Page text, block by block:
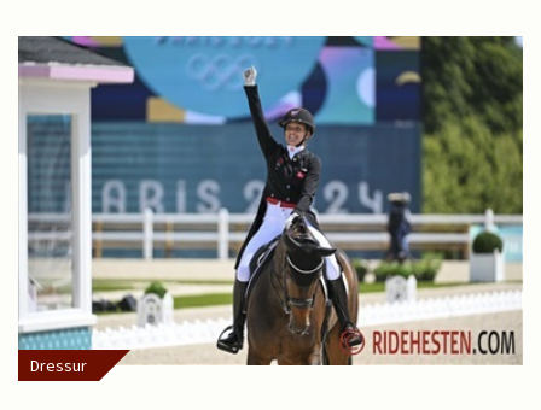
Dressur